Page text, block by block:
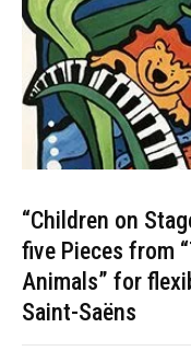
“Children on
five Pieces from
Animals” for
Saint-Saëns